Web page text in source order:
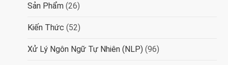
Sản Phẩm (26)
Kiến Thức (52)
Xử Lý Ngôn Ngữ Tự Nhiên (NLP) (96)